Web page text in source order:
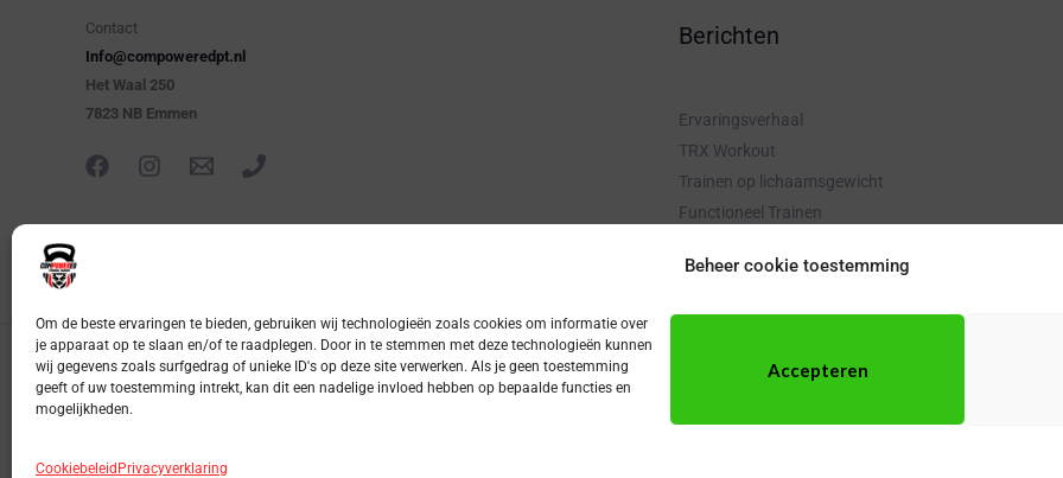
Beheer cookie toestemming
Om de beste ervaringen te bieden, gebruiken wij technologieën zoals cookies om informatie over
je apparaat op te slaan en/of te raadplegen. Door in te stemmen met deze technologieën kunnen
wij gegevens zoals surfgedrag of unieke ID's op deze site verwerken. Als je geen toestemming
geeft of uw toestemming intrekt, kan dit een nadelige invloed hebben op bepaalde functies en
mogelijkheden.
Accepteren
Cookiebeleid Privacyverklaring
Contact
Info@compoweredpt.nl
Het Waal 250
7823 NB Emmen
Berichten
Ervaringsverhaal
TRX Workout
Trainen op lichaamsgewicht
Functioneel Trainen
© 2026 Compowered Personal Training | Powered by Compowered Personal
Terms & Conditions Privacyverklaring Cookiebeleid (EU)